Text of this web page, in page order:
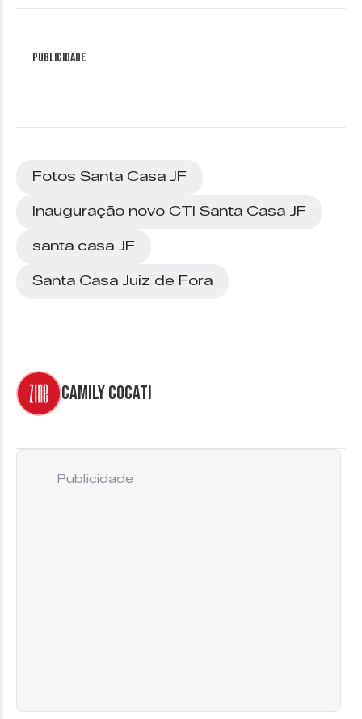
Publicidade
Fotos Santa Casa JF
Inauguração novo CTI Santa Casa JF
santa casa JF
Santa Casa Juiz de Fora
Camily Cocati
Publicidade